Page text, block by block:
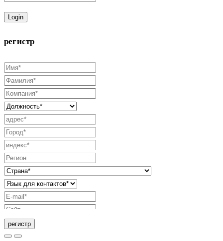
Login
регистр
регистр